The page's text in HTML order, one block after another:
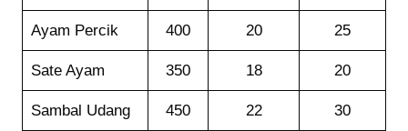
Ayam Percik 400 20 25
Sate Ayam 350 18 20
Sambal Udang 450 22 30